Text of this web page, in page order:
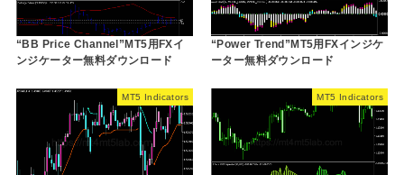
“BB Price Channel”MT5用FXイ
ンジケーター無料ダウンロード
“Power Trend”MT5用FXインジケ
ーター無料ダウンロード
MT5 Indicators MT5 Indicators